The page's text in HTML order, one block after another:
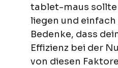
tablet-maus
liegen und einfach
Bedenke, dass
Effizienz bei der
von diesen